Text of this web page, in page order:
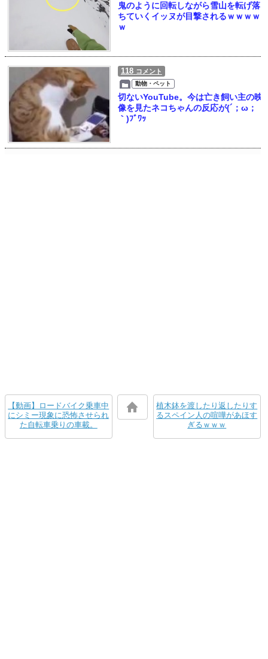
鬼のように回転しながら雪山を転げ落
ちていくイッヌが目撃されるｗｗｗｗ
ｗ
118 コメント
動物・ペット
切ないYouTube。今は亡き飼い主の映
像を見たネコちゃんの反応が(´；ω；
｀)ﾌﾞﾜｯ
【動画】ロードバイク乗車中
にシミー現象に恐怖させられ
た自転車乗りの車載。
植木鉢を渡したり返したりす
るスペイン人の喧嘩があほす
ぎるｗｗｗ